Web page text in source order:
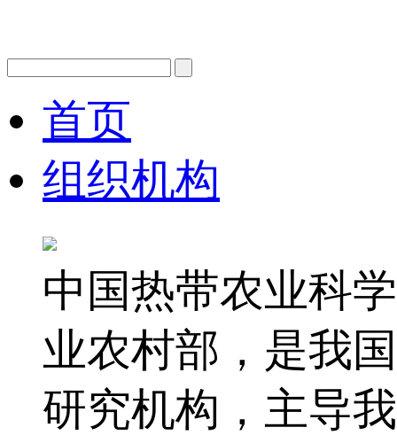
首页
组织机构
中国热带农业科
业农村部，是我
研究机构，主导